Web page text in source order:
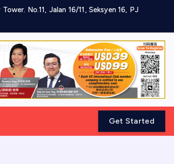
No.11, Jalan 16/11, Seksyen 16, PJ
Get Started